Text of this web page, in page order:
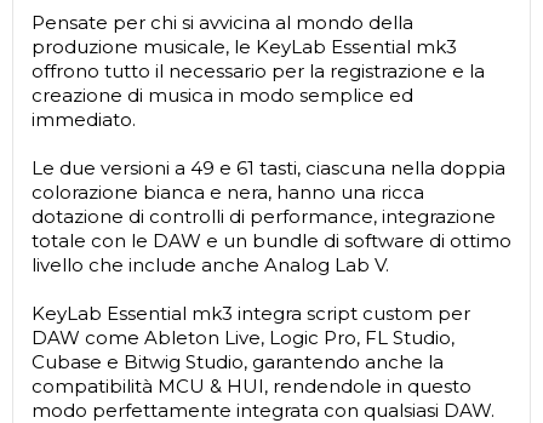
Pensate per chi si avvicina al mondo della
produzione musicale, le KeyLab Essential mk3
offrono tutto il necessario per la registrazione e la
creazione di musica in modo semplice ed
immediato.
Le due versioni a 49 e 61 tasti, ciascuna nella doppia
colorazione bianca e nera, hanno una ricca
dotazione di controlli di performance, integrazione
totale con le DAW e un bundle di software di ottimo
livello che include anche Analog Lab V.
KeyLab Essential mk3 integra script custom per
DAW come Ableton Live, Logic Pro, FL Studio,
Cubase e Bitwig Studio, garantendo anche la
compatibilità MCU & HUI, rendendole in questo
modo perfettamente integrata con qualsiasi DAW.